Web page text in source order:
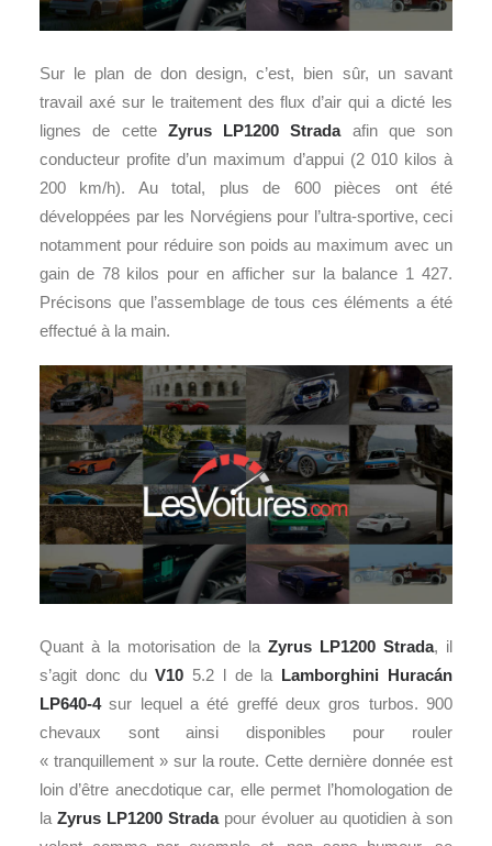
Sur le plan de don design, c’est, bien sûr, un savant
travail axé sur le traitement des flux d’air qui a dicté les
lignes de cette Zyrus LP1200 Stradaafin que son
conducteur profite d’un maximum d’appui (2 010 kilos à
200 km/h). Au total, plus de 600 pièces ont été
développées par les Norvégiens pour l’ultra-sportive, ceci
notamment pour réduire son poids au maximum avec un
gain de 78 kilos pour en afficher sur la balance 1 427.
Précisons que l’assemblage de tous ces éléments a été
effectué à la main.
Quant à la motorisation de la Zyrus LP1200 Strada, il
s’agit donc duV10 5.2 l de la Lamborghini Huracán
LP640-4sur lequel a été greffé deux gros turbos. 900
chevaux sont ainsi disponibles pour rouler
« tranquillement » sur la route. Cette dernière donnée est
loin d’être anecdotique car, elle permet l’homologation de
la Zyrus LP1200 Stradapour évoluer au quotidien à son